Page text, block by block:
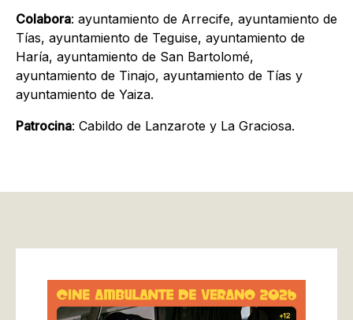
Colabora: ayuntamiento de Arrecife, ayuntamiento de
Tías, ayuntamiento de Teguise, ayuntamiento de
Haría, ayuntamiento de San Bartolomé,
ayuntamiento de Tinajo, ayuntamiento de Tías y
ayuntamiento de Yaiza.
Patrocina: Cabildo de Lanzarote y La Graciosa.